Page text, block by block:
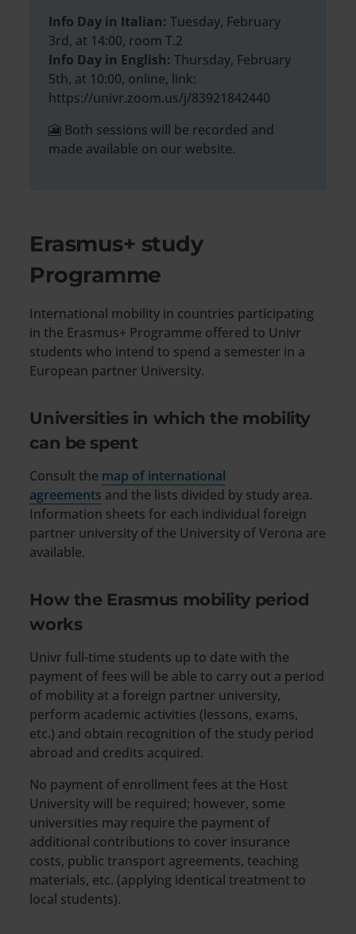
Info Day in Italian: Tuesday, February
3rd, at 14:00, room T.2
Info Day in English: Thursday, February
5th, at 10:00, online, link:
https://univr.zoom.us/j/83921842440
🎦 Both sessions will be recorded and
made available on our website.
Erasmus+ study
Programme
International mobility in countries participating
in the Erasmus+ Programme offered to Univr
students who intend to spend a semester in a
European partner University.
Universities in which the mobility
can be spent
Consult the map of international
agreements and the lists divided by study area.
Information sheets for each individual foreign
partner university of the University of Verona are
available.
How the Erasmus mobility period
works
Univr full-time students up to date with the
payment of fees will be able to carry out a period
of mobility at a foreign partner university,
perform academic activities (lessons, exams,
etc.) and obtain recognition of the study period
abroad and credits acquired.
No payment of enrollment fees at the Host
University will be required; however, some
universities may require the payment of
additional contributions to cover insurance
costs, public transport agreements, teaching
materials, etc. (applying identical treatment to
local students).